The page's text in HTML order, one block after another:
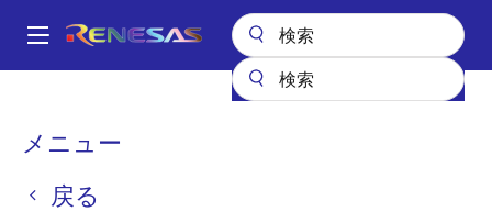
ン
Main
メニュー
戻る
パ
く
マイクロコントローラとマイクロプロセッサ